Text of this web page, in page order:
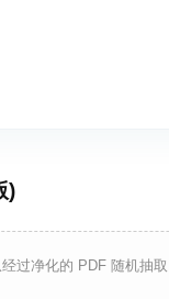
)
过净化的 PDF 随机抽